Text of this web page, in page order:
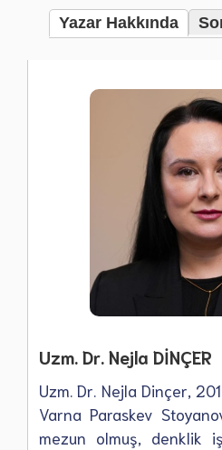
Yazar Hakkında
Uzm. Dr. Nejla DİNÇER
Uzm. Dr. Nejla Dinçer,
Varna Paraskev
mezun olmuş, denklik